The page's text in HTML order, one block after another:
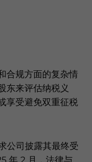
合规方面的复杂情
东来评估纳税义
享受避免双重征税
公司披露其最终受
年 2 月，法律与